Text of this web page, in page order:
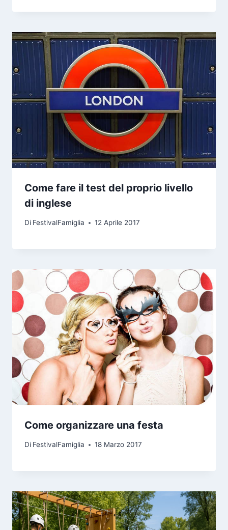
Come fare il test del proprio livello
di inglese
Di FestivalFamiglia 12 Aprile 2017
Come organizzare una festa
Di FestivalFamiglia 18 Marzo 2017